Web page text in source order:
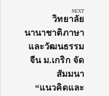
NEXT
Next
Post:
วิทยาลัย
นานาชาติภาษา
และวัฒนธรรม
จีน ม.เกริก จัด
สัมมนา
“แนวคิดและ